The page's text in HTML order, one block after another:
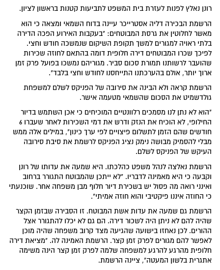
רונן נאלץ לפנות לעזרת בית המשפט לתביעות קטנות בראשון לציון.
הרשמת הבכירה דליה אסטרייכר עיינה בדוח השמאי ומצאה כי הוא
מאשר לחלוטין את גרסת המבוטחים: "בעקבות האירוע הפכה הדירה
בלתי ראויה למגורים למשך תקופת השיקום שנמשכה חודש וחצי.
לפיכך שכרו המבוטחים דירה חלופית דומה בהתאם לחוזה שכירות
שהועבר לרשותנו תמורת סכום סביר. מגוריהם נמשכו בפועל פרק זמן
ארוך יותר, אולם בהערכתנו התייחסנו לחודש וחצי בלבד".
הרשמת קראה ולא הבינה את סירובה של הפניקס לשלם למשפחת
גולדשמיט את הסכום שהשמאי מטעמה אישר.
"הוא לא נתן לנו מסמכים רלוונטיים המוכיחים כי אכן השתמש בדיור
החילופי, לא הוכיח את הנזק ודרש את דמי השכירות לאחר שעברו 6
חודשים שהם הזמן לתשלום פיצויים לפי ערך כינון", במילים אלה ממש
מבלי להסמיק מבושה נימק נציג הפניקס לרשמת את סיבת סירובה
העיקש של הפניקס לשלם.
הרשמת נאלצה לנהל משפט כהלכתו. היא שמעה את עדותו של רונן
וקבעה כי היא מאמינה לדבריו. "לא ייתכן שהמבוטח התגורר ברחוב
ואינני רואה מה פסול יש בשכירת דיור חלוף מבן משפחה אחר. שוכנעתי
כי החוזה איננו פיקטיבי והוא חוזה אמיתי".
הרשמת גם שמעה את עדות אשת המבוטח. זו הסבירה שבזמן הקצר
שהיה להם לא ניתן היה לשכור דירה. הם גם לא יכלו להתגורר אצל
ההורים. לכן נאחזו בישועה שהגיעה מצד קרוב משפחה שהיה מוכן
לאפשר להם מגורים לפרק זמן קצר. הרשמת האמינה לה. "מציאת דירה
חלופית מהרגע להרגע למשפחה שלמה לפרק זמן קצר הינה משימה
אתגרית בלשון המעטה", ציינה הרשמת.